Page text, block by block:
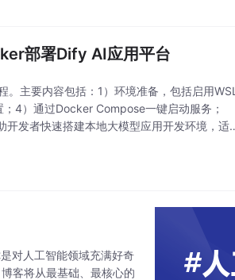
部署Dify AI应用平台
主要内容包括：1）环境准备，包括启用WSL
4）通过Docker Compose一键启动服务；
发者快速搭建本地大模型应用开发环境，适
对人工智能领域充满好奇
客将从最基础、最核心的